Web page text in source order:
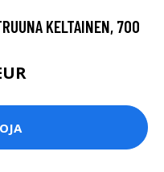
KELTAINEN, 700